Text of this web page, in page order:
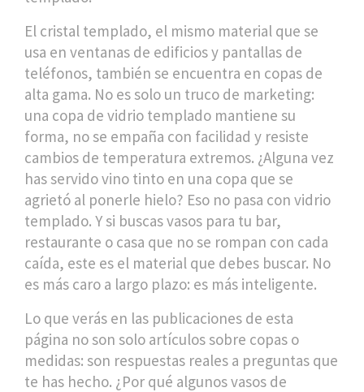
El cristal templado, el mismo material que se
usa en ventanas de edificios y pantallas de
teléfonos, también se encuentra en copas de
alta gama. No es solo un truco de marketing:
una copa de vidrio templado mantiene su
forma, no se empaña con facilidad y resiste
cambios de temperatura extremos. ¿Alguna vez
has servido vino tinto en una copa que se
agrietó al ponerle hielo? Eso no pasa con vidrio
templado. Y si buscas vasos para tu bar,
restaurante o casa que no se rompan con cada
caída, este es el material que debes buscar. No
es más caro a largo plazo: es más inteligente.
Lo que verás en las publicaciones de esta
página no son solo artículos sobre copas o
medidas: son respuestas reales a preguntas que
te has hecho. ¿Por qué algunos vasos de